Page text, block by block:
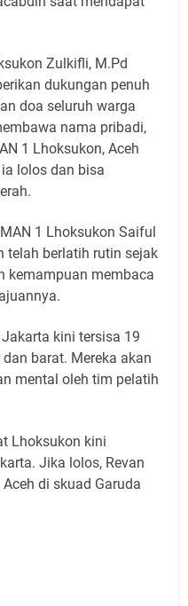
Zulkifli, M.Pd
dukungan penuh
doa seluruh warga
nama pribadi,
1 Lhoksukon, Aceh
lolos dan bisa
1 Lhoksukon Saiful
telah berlatih rutin sejak
kemampuan membaca
kini tersisa 19
barat. Mereka akan
mental oleh tim pelatih
Lhoksukon kini
Jika lolos, Revan
di skuad Garuda